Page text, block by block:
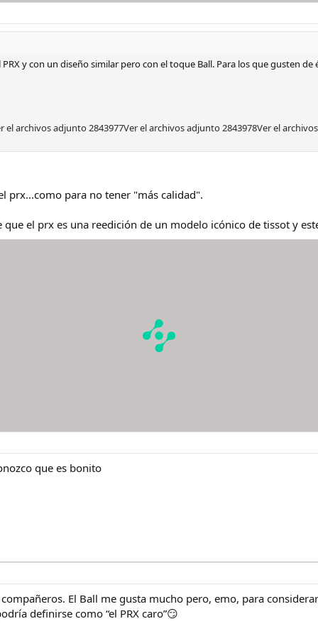
y con un diseño similar pero con el toque Ball. Para los que gusten
el archivos adjunto 2843977Ver el archivos adjunto 2843978Ver el
prx...como para no tener "más calidad".
que el prx es una reedición de un modelo icónico de tissot y
que es bonito
El Ball me gusta mucho pero, emo, para
definirse como “el PRX caro”😏